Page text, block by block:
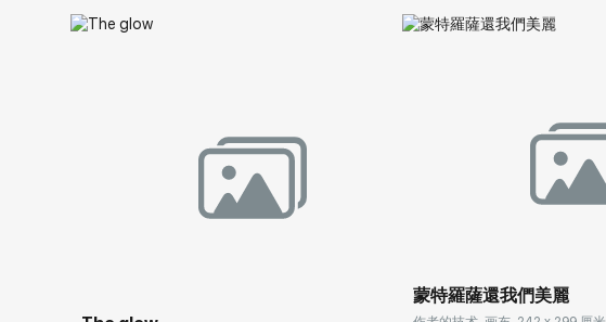
蒙特羅薩還我們美麗